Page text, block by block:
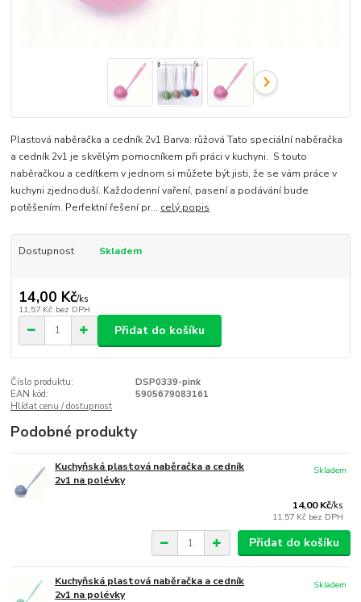
Plastová naběračka a cedník 2v1 Barva: růžová Tato speciální naběračka
a cedník 2v1 je skvělým pomocníkem při práci v kuchyni. S touto
naběračkou a cedítkem v jednom si můžete být jisti, že se vám práce v
kuchyni zjednoduší. Každodenní vaření, pasení a podávání bude
potěšením. Perfektní řešení pr... celý popis
Dostupnost Skladem
14,00 Kč/ks
11,57 Kč bez DPH
Přidat do košíku
Číslo produktu:
DSP0339-pink
EAN kód:
5905679083161
Hlídat cenu / dostupnost
Podobné produkty
Kuchyňská plastová naběračka a cedník
2v1 na polévky
14,00 Kč/ks
11,57 Kč bez DPH
Skladem
Přidat do košíku
Kuchyňská plastová naběračka a cedník
2v1 na polévky
Skladem